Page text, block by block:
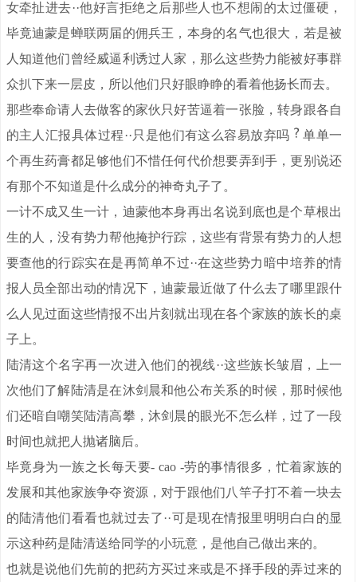
女牵扯进去··他好言拒绝之后那些人也不想闹的太过僵硬，
毕竟迪蒙是蝉联两届的佣兵王，本身的名气也很大，若是被
人知道他们曾经威逼利诱过人家，那么这些势力能被好事群
众扒下来一层皮，所以他们只好眼睁睁的看着他扬长而去。
那些奉命请人去做客的家伙只好苦逼着一张脸，转身跟各自
的主人汇报具体过程··只是他们有这么容易放弃吗
单单一
个再生药膏都足够他们不惜任何代价想要弄到手，更别说还
有那个不知道是什么成分的神奇丸子了。
一计不成又生一计，迪蒙他本身再出名说到底也是个草根出
生的人，没有势力帮他掩护行踪，这些有背景有势力的人想
要查他的行踪实在是再简单不过··在这些势力暗中培养的情
报人员全部出动的情况下，迪蒙最近做了什么去了哪里跟什
么人见过面这些情报不出片刻就出现在各个家族的族长的桌
子上。
陆清这个名字再一次进入他们的视线··这些族长皱眉，上一
次他们了解陆清是在沐剑晨和他公布关系的时候，那时候他
们还暗自嘲笑陆清高攀，沐剑晨的眼光不怎么样，过了一段
时间也就把人抛诸脑后。
毕竟身为一族之长每天要- cao -劳的事情很多，忙着家族的
发展和其他家族争夺资源，对于跟他们八竿子打不着一块去
的陆清他们看看也就过去了··可是现在情报里明明白白的显
示这种药是陆清送给同学的小玩意，是他自己做出来的。
也就是说他们先前的把药方买过来或是不择手段的弄过来的